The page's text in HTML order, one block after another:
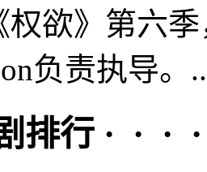
权欲》第六
负责执导。
排行 · · ·